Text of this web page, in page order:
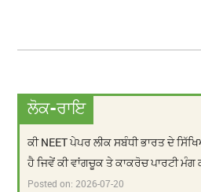
ਲੋਕ-ਰਾਇ
ਕੀ NEET ਪੇਪਰ ਲੀਕ ਸਬੰਧੀ ਭਾਰਤ ਦੇ
ਹੈ ਜਿਵੇਂ ਕੀ ਵਾਂਗਚੂਕ ਤੇ ਕਾਕਰੋਚ ਪਾਰਟੀ ਮੰਗ
Posted on:2026-07-20